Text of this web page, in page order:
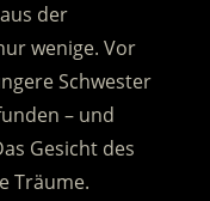
der
wenige. Vor
Schwester
– und
Gesicht des
Träume.